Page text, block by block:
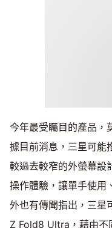
今年最受矚目的產品
據目前消息，三星可能
較過去較窄的外螢幕設
操作體驗，讓單手使用
外也有傳聞指出，三星
Z Fold8 Ultra，藉由不